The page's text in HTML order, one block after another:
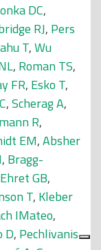
DC,
RJ, Pers
T,Wu
, Roman TS,
FR, Esko T,
,Scherag A,
R,
EM,Absher
, Bragg-
Ehret GB,
T, Kleber
IMateo,
D, Pechlivanis